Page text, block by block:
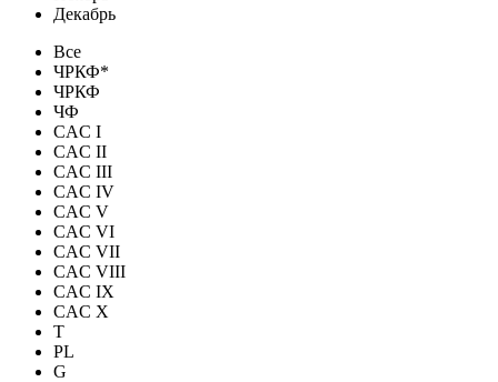
Декабрь
Все
ЧРКФ*
ЧРКФ
ЧФ
CAC I
CAC II
CAC III
CAC IV
CAC V
CAC VI
CAC VII
CAC VIII
CAC IX
CAC X
T
PL
G